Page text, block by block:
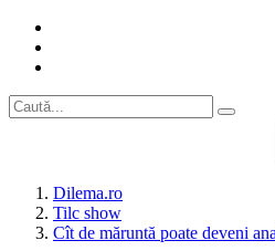
Dilema.ro
Tilc show
Cît de măruntă poate deveni